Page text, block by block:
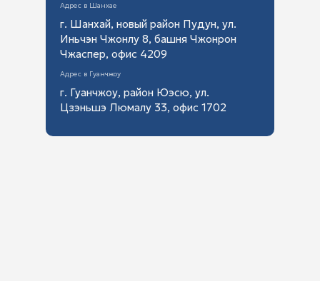
Адрес в Шанхае
г. Шанхай, новый район Пудун, ул.
Иньчэн Чжонлу 8, башня Чжонрон
Чжаспер, офис 4209
Адрес в Гуанчжоу
г. Гуанчжоу, район Юэсю, ул.
Цзэньшэ Люмалу 33, офис 1702